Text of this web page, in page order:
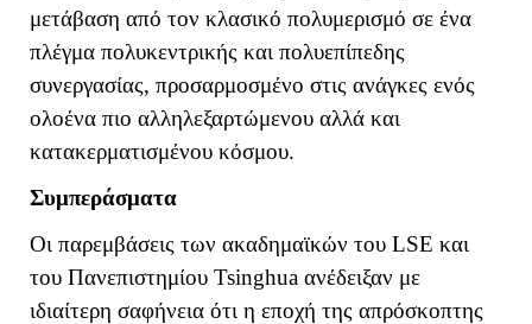
μετάβαση από τον κλασικό πολυμερισμό σε ένα
πλέγμα πολυκεντρικής και πολυεπίπεδης
συνεργασίας, προσαρμοσμένο στις ανάγκες ενός
ολοένα πιο αλληλεξαρτώμενου αλλά και
κατακερματισμένου κόσμου.
Συμπεράσματα
Οι παρεμβάσεις των ακαδημαϊκών του LSE και
του Πανεπιστημίου Tsinghua ανέδειξαν με
ιδιαίτερη σαφήνεια ότι η εποχή της απρόσκοπτης